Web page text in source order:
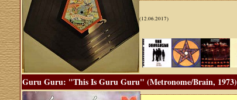
(12.06.2017)
Guru Guru: "This Is Guru Guru" (Metronome/Brain, 1973)